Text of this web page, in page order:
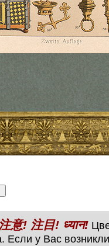
ВНИМАНИЕ! ATTENTION! !תשומת לב 注意! 注目! ध्यान!
Если у Вас